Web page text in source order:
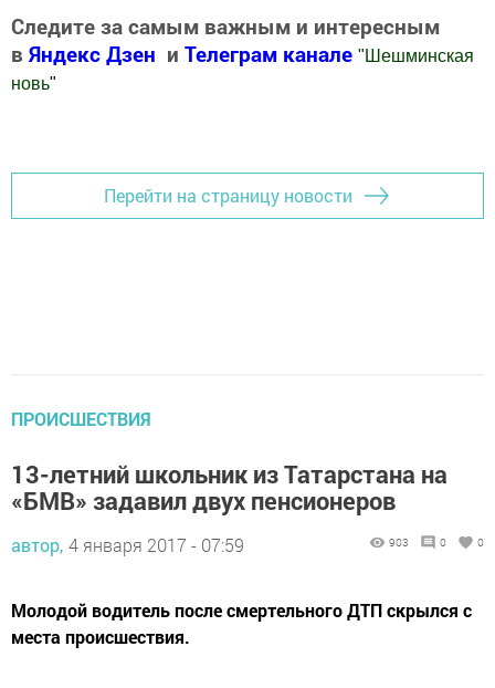
Следите за самым важным и интересным
в Яндекс Дзен и Телеграм канале " Шешминская
новь"
Перейти на страницу новости
ПРОИСШЕСТВИЯ
13-летний школьник из Татарстана на
«БМВ» задавил двух пенсионеров
автор, 4 января 2017 - 07:59 903 0 0
Молодой водитель после смертельного ДТП скрылся с
места происшествия.